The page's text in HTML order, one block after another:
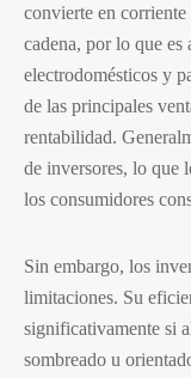
convierte en
cadena, por lo que es
electrodomésticos y
de las principales
rentabilidad.
de inversores, lo que
los consumidores
Sin embargo, los
limitaciones. Su
significativamente si
sombreado u